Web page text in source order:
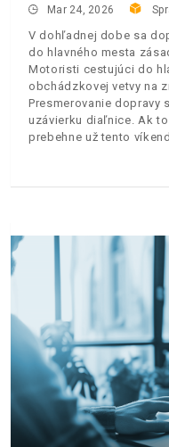
Mar 24, 2026
V dohľadnej dobe sa
do hlavného mesta
Motoristi cestujúci do
obchádzkovej vetvy na
Presmerovanie dopravy
uzávierku diaľnice. Ak
prebehne už tento